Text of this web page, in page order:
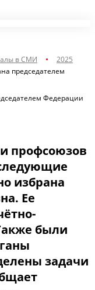
в СМИ
2025
председателем
Федерации
профсоюзов
избрана
Ее
были
задачи